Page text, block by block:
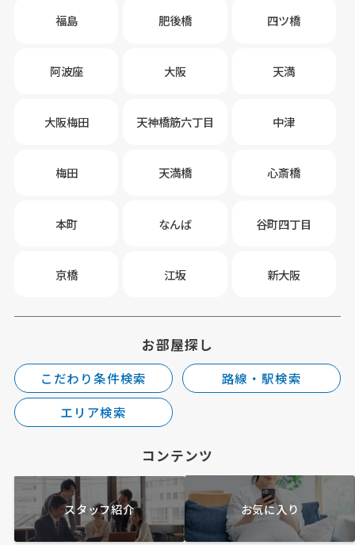
福島 肥後橋 四ツ橋
阿波座 大阪 天満
大阪梅田 天神橋筋六丁目 中津
梅田 天満橋 心斎橋
本町 なんば 谷町四丁目
京橋 江坂 新大阪
お部屋探し
こだわり条件検索
路線・駅検索
エリア検索
コンテンツ
スタッフ紹介 お気に入り